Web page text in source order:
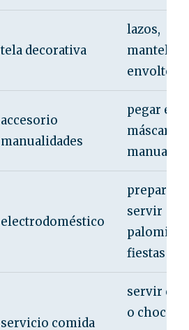
tela decorativa
lazos,
manteles
accesorio
manualidades
pegar en
máscaras
electrodoméstico
preparar y
servir
palomitas
fiestas
servicio comida
servir
o